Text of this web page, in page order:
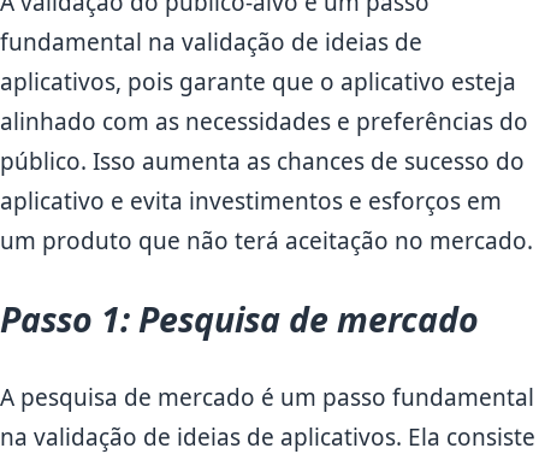
fundamental na validação de ideias de
aplicativos, pois garante que o aplicativo esteja
alinhado com as necessidades e preferências do
público. Isso aumenta as chances de sucesso do
aplicativo e evita investimentos e esforços em
um produto que não terá aceitação no mercado.
Passo 1: Pesquisa de mercado
A pesquisa de mercado é um passo fundamental
na validação de ideias de aplicativos. Ela consiste